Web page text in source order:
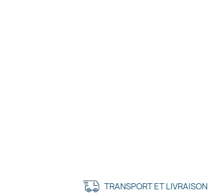
TRANSPORT ET LIVRAISON